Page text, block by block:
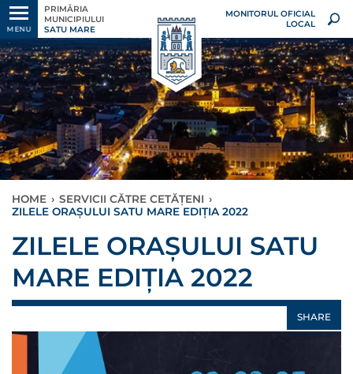
MENU
PRIMĂRIA
MUNICIPIULUI
SATU MARE
MONITORUL OFICIAL
LOCAL
HOME › SERVICII CĂTRE CETĂȚENI ›
ZILELE ORAȘULUI SATU MARE EDIȚIA 2022
ZILELE ORAȘULUI SATU
MARE EDIȚIA 2022
SHARE